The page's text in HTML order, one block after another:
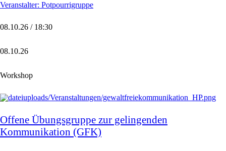
Veranstalter: Potpourrigruppe
08.10.26 / 18:30
08.10.26
Workshop
Offene Übungsgruppe zur gelingenden
Kommunikation (GFK)